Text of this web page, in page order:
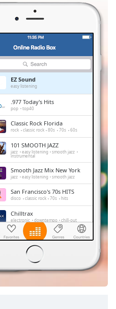
60s
EZ Sound
easy listening
.977 Today's Hits
pop top40
Classic Rock Florida
rock classic rock 80s 70s 60s
101 SMOOTH JAZZ
jazz easy listening smooth jazz
instrumental
Smooth Jazz Mix New York
jazz easy listening smooth jazz
San Francisco's 70s HITS
disco classic rock 70s hits
Chilltrax
electronic downtempo chill-out
Side Street Radio
dance electronic trance house
progressive house
Absolute Chillout
chill-out